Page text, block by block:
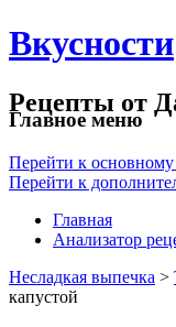
Вкусности
Рецепты от
Главное меню
Перейти к
Перейти к
Главная
Анализатор
Несладкая выпечка >
капустой